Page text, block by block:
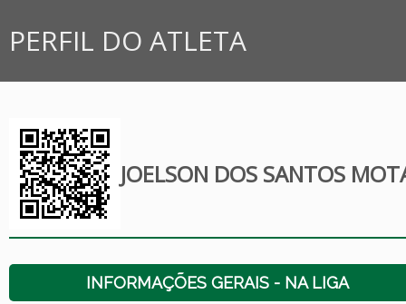
PERFIL DO ATLETA
JOELSON DOS SANTOS
INFORMAÇÕES GERAIS - NA LIGA